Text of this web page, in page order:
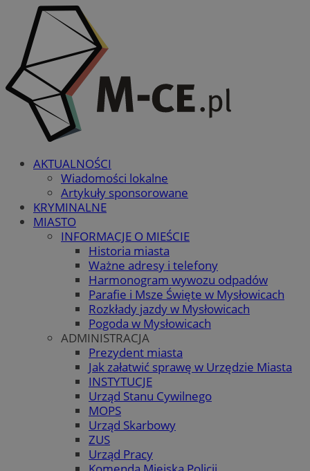
AKTUALNOŚCI
Wiadomości lokalne
Artykuły sponsorowane
KRYMINALNE
MIASTO
INFORMACJE O MIEŚCIE
Historia miasta
Ważne adresy i telefony
Harmonogram wywozu odpadów
Parafie i Msze Święte w Mysłowicach
Rozkłady jazdy w Mysłowicach
Pogoda w Mysłowicach
ADMINISTRACJA
Prezydent miasta
Jak załatwić sprawę w Urzędzie Miasta
INSTYTUCJE
Urząd Stanu Cywilnego
MOPS
Urząd Skarbowy
ZUS
Urząd Pracy